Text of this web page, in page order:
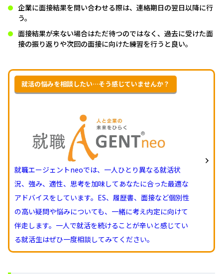
企業に面接結果を問い合わせる際は、連絡期日の翌日以降に行
う。
面接結果が来ない場合はただ待つのではなく、過去に受けた面
接の振り返りや次回の面接に向けた練習を行うと良い。
就活の悩みを相談したい…そう感じていませんか？
就職エージェントneoでは、一人ひとり異なる就活状
況、強み、適性、思考を加味してあなたに合った最適な
アドバイスをしています。ES、履歴書、面接など個別性
の高い疑問や悩みについても、一緒に考え内定に向けて
伴走します。一人で就活を続けることが辛いと感じてい
る就活生はぜひ一度相談してみてください。